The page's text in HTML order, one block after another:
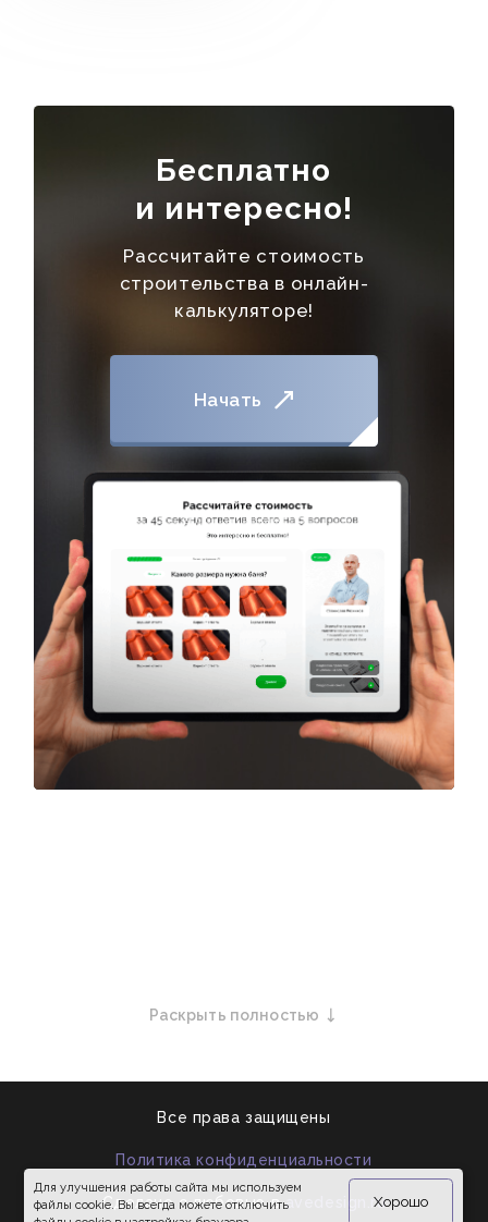
Бесплатно
и интересно!
Рассчитайте стоимость
строительства в онлайн-
калькуляторе!
Начать
Раскрыть полностью
Все права защищены
Политика конфиденциальности
Сделано с любовью вavedesign.ru
Для улучшения работы сайта мы используем
файлы cookie. Вы всегда можете отключить
Хорошо